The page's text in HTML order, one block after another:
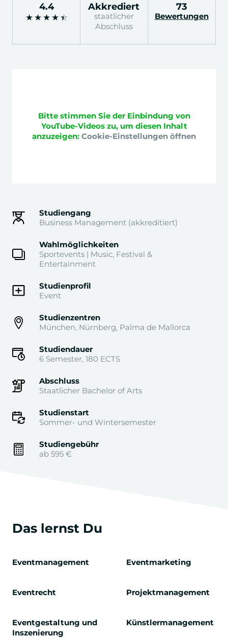
4.4
★ ★ ★ ★ ★
Akkrediert
staatlicher
Abschluss
73
Bewertungen
Bitte stimmen Sie der Einbindung von
YouTube-Videos zu, um diesen Inhalt
anzuzeigen: Cookie-Einstellungen öffnen
Studiengang
Business Management (akkreditiert)
Wahlmöglichkeiten
Sportevents | Music, Festival &
Entertainment
Studienprofil
Event
Studienzentren
München, Nürnberg, Palma de Mallorca
Studiendauer
6 Semester, 180 ECTS
Abschluss
Staatlicher Bachelor of Arts
Studienstart
Sommer- und Wintersemester
Studiengebühr
ab 595 €
Das lernst Du
Eventmanagement Eventmarketing
Eventrecht Projektmanagement
Eventgestaltung und
Inszenierung
Künstlermanagement